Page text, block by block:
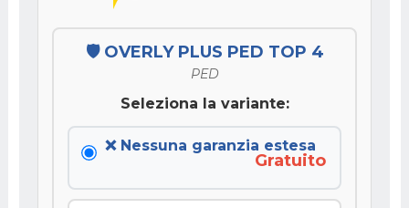
🛡️ OVERLY PLUS PED TOP 4
PED
Seleziona la variante:
❌ Nessuna garanzia estesa
Gratuito